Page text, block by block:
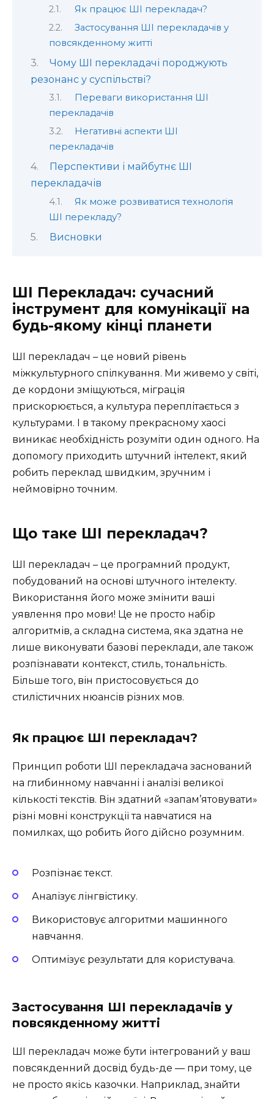
Як працює ШІ перекладач?
Застосування ШІ перекладачів у
повсякденному житті
Чому ШІ перекладачі породжують
резонанс у суспільстві?
Переваги використання ШІ
перекладачів
Негативні аспекти ШІ
перекладачів
Перспективи і майбутнє ШІ
перекладачів
Як може розвиватися технологія
ШІ перекладу?
Висновки
ШІ Перекладач: сучасний
інструмент для комунікації на
будь-якому кінці планети
ШІ перекладач – це новий рівень
міжкультурного спілкування. Ми живемо у світі,
де кордони зміщуються, міграція
прискорюється, а культура переплітається з
культурами. І в такому прекрасному хаосі
виникає необхідність розуміти один одного. На
допомогу приходить штучний інтелект, який
робить переклад швидким, зручним і
неймовірно точним.
Що таке ШІ перекладач?
ШІ перекладач – це програмний продукт,
побудований на основі штучного інтелекту.
Використання його може змінити ваші
уявлення про мови! Це не просто набір
алгоритмів, а складна система, яка здатна не
лише виконувати базові переклади, але також
розпізнавати контекст, стиль, тональність.
Більше того, він пристосовується до
стилістичних нюансів різних мов.
Як працює ШІ перекладач?
Принцип роботи ШІ перекладача заснований
на глибинному навчанні і аналізі великої
кількості текстів. Він здатний «запам’ятовувати»
різні мовні конструкції та навчатися на
помилках, що робить його дійсно розумним.
Розпізнає текст.
Аналізує лінгвістику.
Використовує алгоритми машинного
навчання.
Оптимізує результати для користувача.
Застосування ШІ перекладачів у
повсякденному житті
ШІ перекладач може бути інтегрований у ваш
повсякденний досвід будь-де — при тому, це
не просто якісь казочки. Наприклад, знайти